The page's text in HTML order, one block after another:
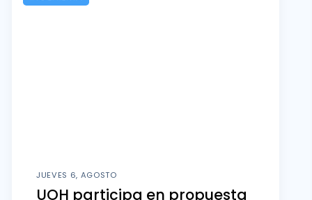
JUEVES 6, AGOSTO
UOH participa en propuesta